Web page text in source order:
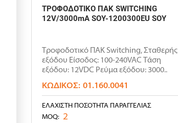
ΤΡΟΦΟΔΟΤΙΚΟ ΠΑΚ SWITCHING
12V/3000mA SOY-1200300EU SOY
Τροφοδοτικό ΠΑΚ Switching, Σταθερής
εξόδου Είσοδος: 100-240VAC Τάση
εξόδου: 12VDC Ρεύμα εξόδου: 3000..
ΚΩΔΙΚΌΣ: 01.160.0041
ΕΛΆΧΙΣΤΗ ΠΟΣΌΤΗΤΑ ΠΑΡΑΓΓΕΛΊΑΣ
MOQ: 2